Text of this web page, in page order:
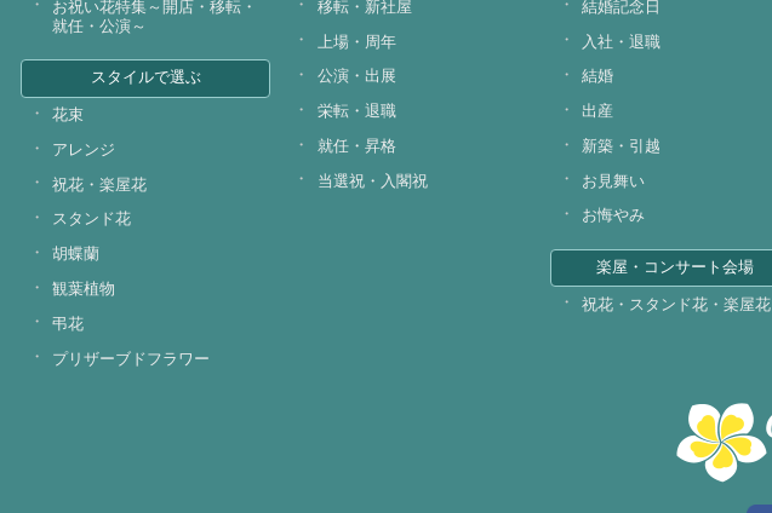
お祝い花特集～開店・移転・
就任・公演～
スタイルで選ぶ
花束
アレンジ
祝花・楽屋花
スタンド花
胡蝶蘭
観葉植物
弔花
プリザーブドフラワー
移転・新社屋
上場・周年
公演・出展
栄転・退職
就任・昇格
当選祝・入閣祝
結婚記念日
入社・退職
結婚
出産
新築・引越
お見舞い
お悔やみ
楽屋・コンサート会場
祝花・スタンド花・楽屋花